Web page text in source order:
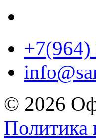
+7(964)
© 2026
Политика